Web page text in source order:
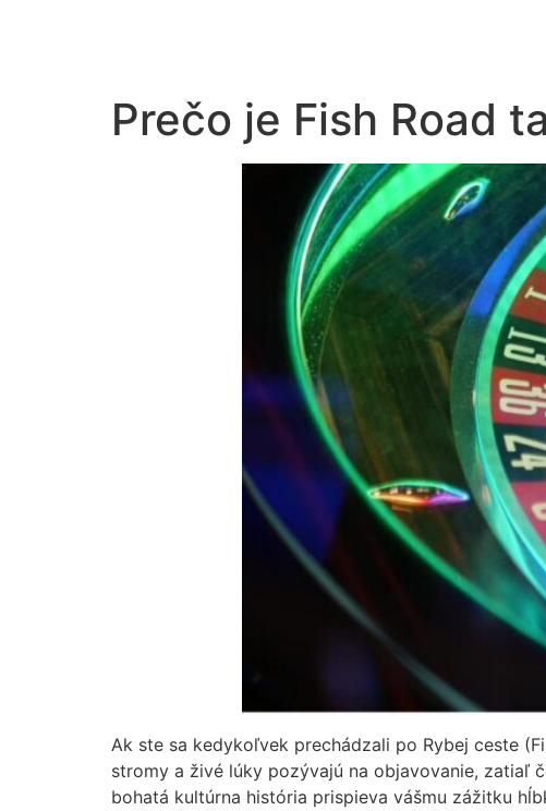
Prečo je Fish Road
Ak ste sa kedykoľvek prechádzali po Rybej ceste
stromy a živé lúky pozývajú na objavovanie, zatiaľ
bohatá kultúrna história prispieva vášmu zážitku